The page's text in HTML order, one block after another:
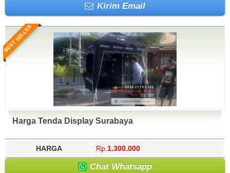
Kirim Email
BEST SELLER
Harga Tenda Display Surabaya
HARGA Rp. 1.300.000
Chat Whatsapp